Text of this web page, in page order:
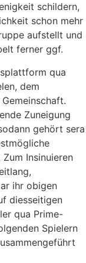
schildern,
schon mehr
aufstellt und
ferner ggf.
qua
dem
Zuneigung
gehört sera
Insinuieren
ihr obigen
diesseitigen
qua Prime-
Spielern